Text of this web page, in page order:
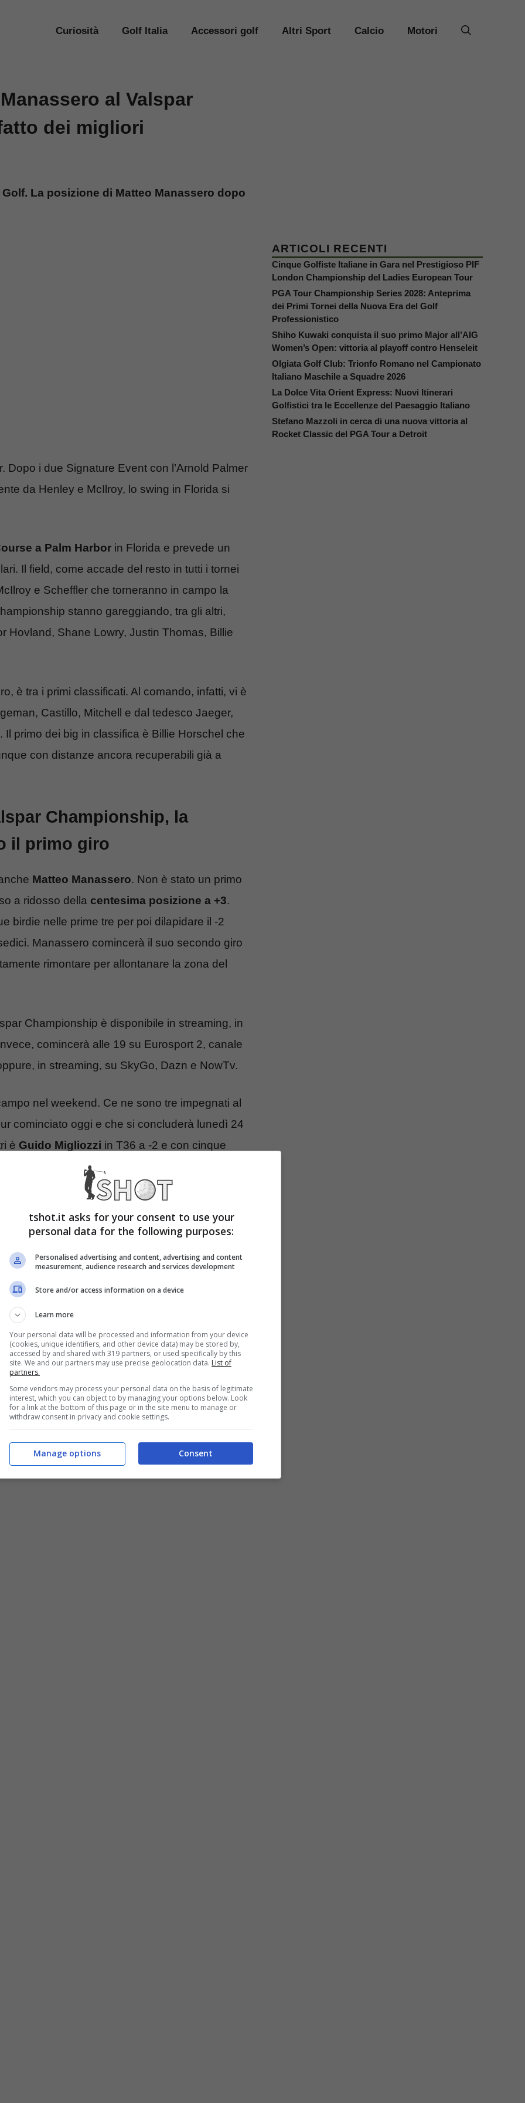
Curiosità Golf Italia Accessori golf Altri Sport Calcio Motori
al Valspar
dei migliori
La posizione di Matteo Manassero dopo
Dopo i due Signature Event con l’Arnold Palmer
da Henley e McIlroy, lo swing in Florida si
a Palm Harbor in Florida e prevede un
Il field, come accade del resto in tutti i tornei
e Scheffler che torneranno in campo la
stanno gareggiando, tra gli altri,
Hovland, Shane Lowry, Justin Thomas, Billie
è tra i primi classificati. Al comando, infatti, vi è
Castillo, Mitchell e dal tedesco Jaeger,
primo dei big in classifica è Billie Horschel che
con distanze ancora recuperabili già a
Championship, la
il primo giro
Matteo Manassero. Non è stato un primo
a ridosso della centesima posizione a +3.
birdie nelle prime tre per poi dilapidare il -2
Manassero comincerà il suo secondo giro
rimontare per allontanare la zona del
Championship è disponibile in streaming, in
comincerà alle 19 su Eurosport 2, canale
in streaming, su SkyGo, Dazn e NowTv.
nel weekend. Ce ne sono tre impegnati al
cominciato oggi e che si concluderà lunedì 24
è Guido Migliozzi in T36 a -2 e con cinque
dagli inglesi Jordan e Armitage.
, a +1 in 83.a posizione. Il Singapore
Golf con dirette nei quattro giorni di gara a
ARTICOLI RECENTI
Cinque Golfiste Italiane in Gara nel Prestigioso PIF
London Championship del Ladies European Tour
PGA Tour Championship Series 2028: Anteprima
dei Primi Tornei della Nuova Era del Golf
Professionistico
Shiho Kuwaki conquista il suo primo Major all’AIG
Women’s Open: vittoria al playoff contro Henseleit
Olgiata Golf Club: Trionfo Romano nel Campionato
Italiano Maschile a Squadre 2026
La Dolce Vita Orient Express: Nuovi Itinerari
Golfistici tra le Eccellenze del Paesaggio Italiano
Stefano Mazzoli in cerca di una nuova vittoria al
Rocket Classic del PGA Tour a Detroit
tshot.it asks for your consent to use your
personal data for the following purposes:
Personalised advertising and content, advertising and content
measurement, audience research and services development
Store and/or access information on a device
Learn more
Your personal data will be processed and information from your device
(cookies, unique identifiers, and other device data) may be stored by,
accessed by and shared with 319 partners, or used specifically by this
site. We and our partners may use precise geolocation data. List of
partners.
Some vendors may process your personal data on the basis of legitimate
interest, which you can object to by managing your options below. Look
for a link at the bottom of this page or in the site menu to manage or
withdraw consent in privacy and cookie settings.
Consent
Manage options